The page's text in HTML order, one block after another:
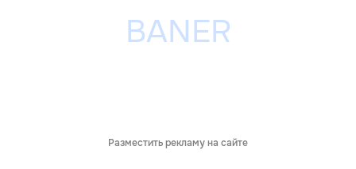
Разместить рекламу на сайте